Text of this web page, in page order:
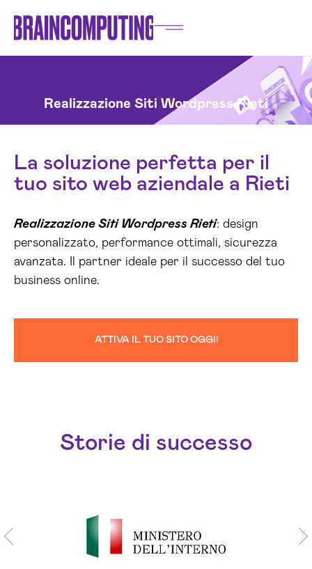
Realizzazione Siti Wordpress Rieti
La soluzione perfetta per il
tuo sito web aziendale a Rieti
Realizzazione Siti Wordpress Rieti: design
personalizzato, performance ottimali, sicurezza
avanzata. Il partner ideale per il successo del tuo
business online.
ATTIVA IL TUO SITO OGGI!
Storie di successo